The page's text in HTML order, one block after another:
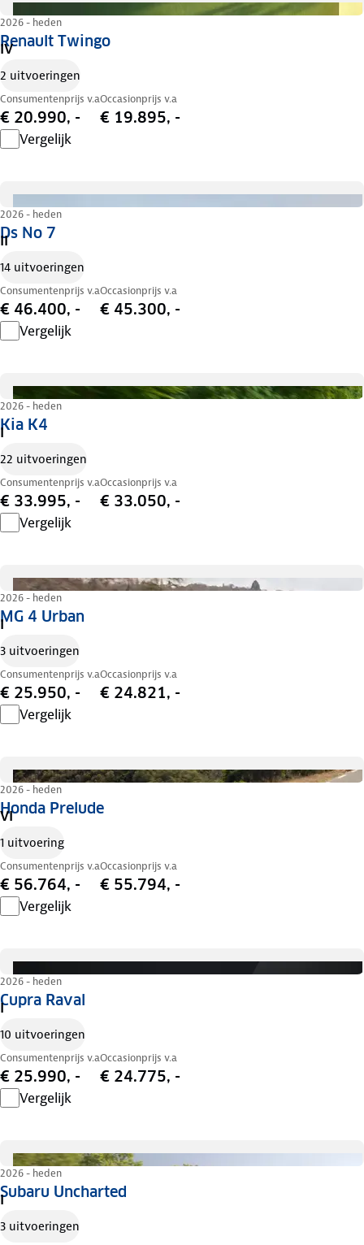
Renault Twingo
2026 - heden
IV
2 uitvoeringen
Consumentenprijs v.a
€ 20.990, -
Occasionprijs v.a
€ 19.895, -
Vergelijk
Ds No 7
2026 - heden
II
14 uitvoeringen
Consumentenprijs v.a
€ 46.400, -
Occasionprijs v.a
€ 45.300, -
Vergelijk
Kia K4
2026 - heden
I
22 uitvoeringen
Consumentenprijs v.a
€ 33.995, -
Occasionprijs v.a
€ 33.050, -
Vergelijk
MG 4 Urban
2026 - heden
I
3 uitvoeringen
Consumentenprijs v.a
€ 25.950, -
Occasionprijs v.a
€ 24.821, -
Vergelijk
Honda Prelude
2026 - heden
VI
1 uitvoering
Consumentenprijs v.a
€ 56.764, -
Occasionprijs v.a
€ 55.794, -
Vergelijk
Cupra Raval
2026 - heden
I
10 uitvoeringen
Consumentenprijs v.a
€ 25.990, -
Occasionprijs v.a
€ 24.775, -
Vergelijk
Subaru Uncharted
2026 - heden
I
3 uitvoeringen